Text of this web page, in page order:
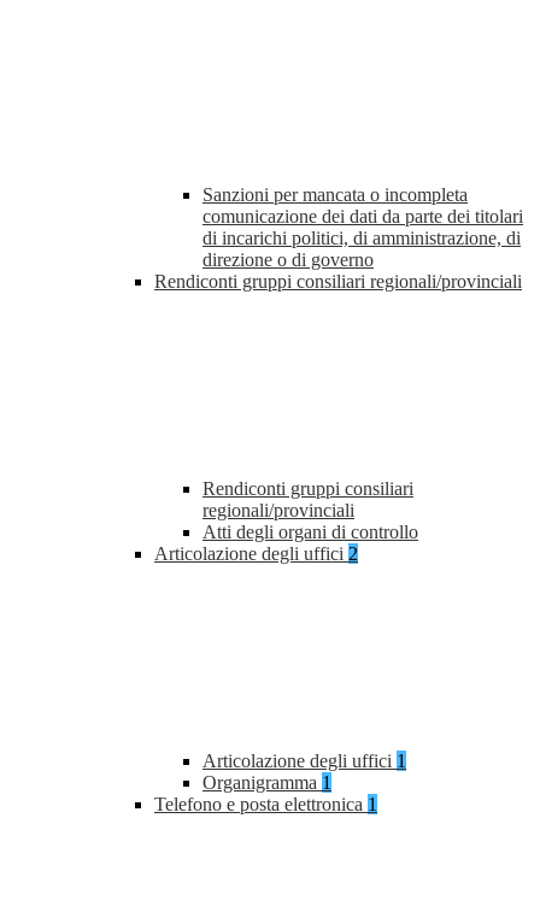
Sanzioni per mancata o incompleta
comunicazione dei dati da parte dei titolari
di incarichi politici, di amministrazione, di
direzione o di governo
Rendiconti gruppi consiliari regionali/provinciali
Rendiconti gruppi consiliari
regionali/provinciali
Atti degli organi di controllo
Articolazione degli uffici 2
Articolazione degli uffici 1
Organigramma 1
Telefono e posta elettronica 1